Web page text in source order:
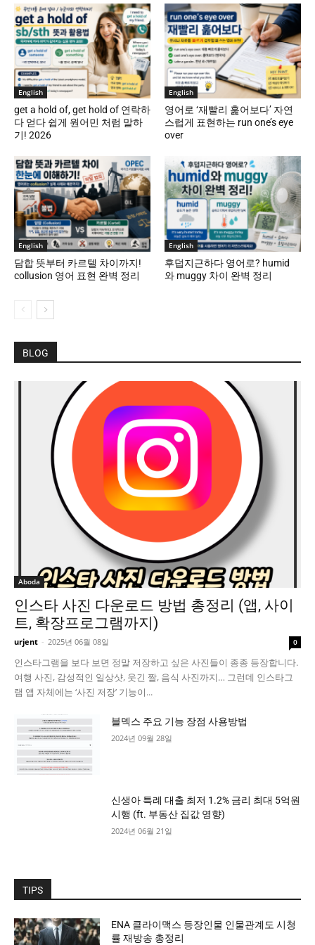
English
get a hold of, get hold of 연락하
다 얻다 쉽게 원어민 처럼 말하
기! 2026
English
영어로 ‘재빨리 훑어보다’ 자연
스럽게 표현하는 run one’s eye
over
English
담합 뜻부터 카르텔 차이까지!
collusion 영어 표현 완벽 정리
English
후덥지근하다 영어로? humid
와 muggy 차이 완벽 정리
BLOG
Aboda
인스타 사진 다운로드 방법 총정리 (앱, 사이
트, 확장프로그램까지)
urjent - 2025년 06월 08일 0
인스타그램을 보다 보면 정말 저장하고 싶은 사진들이 종종 등장합니다.
여행 사진, 감성적인 일상샷, 웃긴 짤, 음식 사진까지… 그런데 인스타그
램 앱 자체에는 ‘사진 저장’ 기능이...
블덱스 주요 기능 장점 사용방법
2024년 09월 28일
신생아 특례 대출 최저 1.2% 금리 최대 5억원
시행 (ft. 부동산 집값 영향)
2024년 06월 21일
TIPS
ENA 클라이맥스 등장인물 인물관계도 시청
률 재방송 총정리